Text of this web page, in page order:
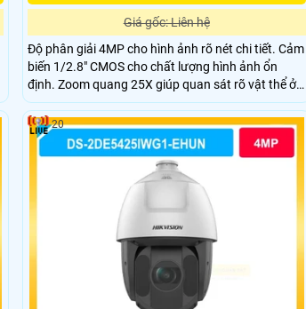
Giá gốc: Liên hệ
Độ phân giải 4MP cho hình ảnh rõ nét chi tiết. Cảm
biến 1/2.8" CMOS cho chất lượng hình ảnh ổn
định. Zoom quang 25X giúp quan sát rõ vật thể ở
xa. Hồng ngoại 100m hỗ trợ quan sát ban đêm
hiệu quả. PTZ xoay 360° giúp quan sát toàn cảnh
không góc chết.
20